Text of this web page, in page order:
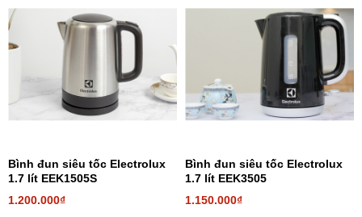
nấu
Bình đun siêu tốc Electrolux
1.7 lít EEK1505S
1.200.000₫
Bình đun siêu tốc Electrolux
1.7 lít EEK3505
1.150.000₫